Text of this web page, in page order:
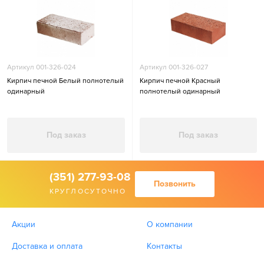
Артикул 001-326-024
Кирпич печной Белый полнотелый
одинарный
Артикул 001-326-027
Кирпич печной Красный
полнотелый одинарный
Под заказ Под заказ
(351) 277-93-08
КРУГЛОСУТОЧНО
Позвонить
Акции О компании
Доставка и оплата Контакты